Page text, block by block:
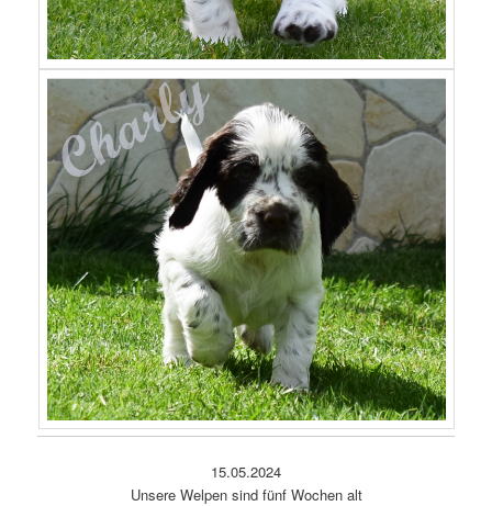
15.05.2024
Unsere Welpen sind fünf Wochen alt